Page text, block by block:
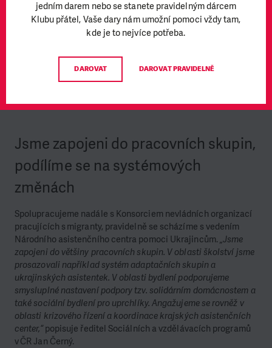
Na helplince pomáháme s řešením bydlení,
zdraví a vzdělávání
Tým ukrajinské helplinky (770 600 800) nadále pomáhá denně
řešit požadavky desítek volajících. Nejvíce potřeb se týká
bydlení, řešíme ale i zdravotní komplikace. Nově je na lince
Jsme zapojeni do pracovních skupin,
podílíme se na systémových
změnách
Spolupracujeme nadále s Konsorciem nevládních organizací
pracujících s migranty, pravidelně se scházíme s vedením
Národního asistenčního centra pomoci Ukrajincům. „Jsme
zapojeni do většiny pracovních skupin. V oblasti školství jsme
prosazovali například systém adaptačních skupin a
ukrajinských asistentek. V oblasti bydlení podporujeme
smysluplné nastavení podpory tzv. solidárním domácnostem a
také sociální bydlení pro uprchlíky. Angažujeme se rovněž v
oblasti krizového řízení a koordinace krajských asistenčních
center,“popisuje ředitel Sociálních a vzdělávacích programů
v ČR Jan Černý.
jedním darem nebo se stanete pravidelným dárcem
Klubu přátel, Vaše dary nám umožní pomoci vždy tam,
kde je to nejvíce potřeba.
DAROVAT DAROVAT PRAVIDELNĚ